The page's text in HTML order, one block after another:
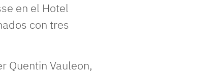
en el Hotel
con tres
Quentin Vauleon,